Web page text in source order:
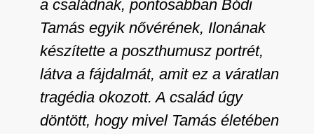
a családnak, pontosabban Bódi
Tamás egyik nővérének, Ilonának
készítette a poszthumusz portrét,
látva a fájdalmát, amit ez a váratlan
tragédia okozott. A család úgy
döntött, hogy mivel Tamás életében